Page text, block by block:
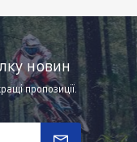
новин
пропозиції.